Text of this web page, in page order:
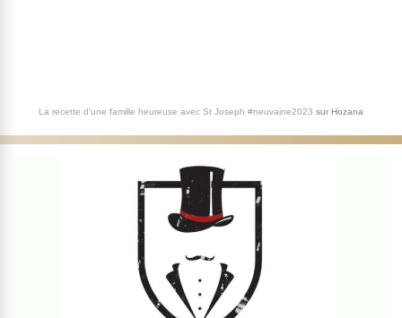
La recette d'une famille heureuse avec St Joseph #neuvaine2023 sur Hozana